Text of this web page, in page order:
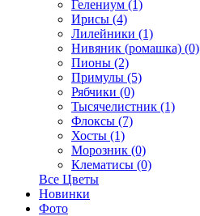
Гелениум (1)
Ирисы (4)
Лилейники (1)
Нивяник (ромашка) (0)
Пионы (2)
Примулы (5)
Рябчики (0)
Тысячелистник (1)
Флоксы (7)
Хосты (1)
Морозник (0)
Клематисы (0)
Все Цветы
Новинки
Фото